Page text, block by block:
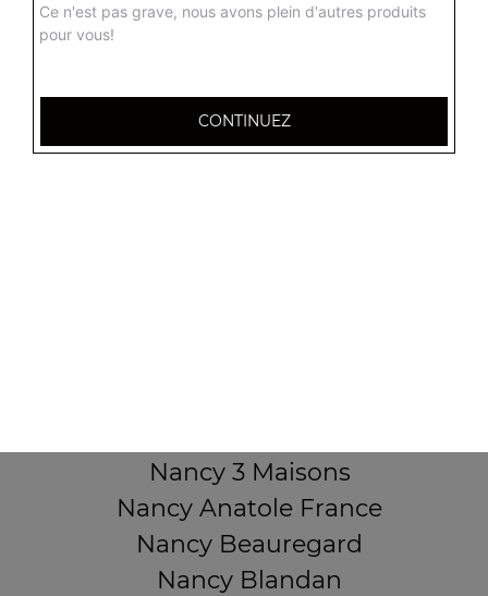
Nancy 3 Maisons
Nancy Anatole France
Nancy Beauregard
Nancy Blandan
Ce n'est pas grave, nous avons plein d'autres produits
pour vous!
CONTINUEZ